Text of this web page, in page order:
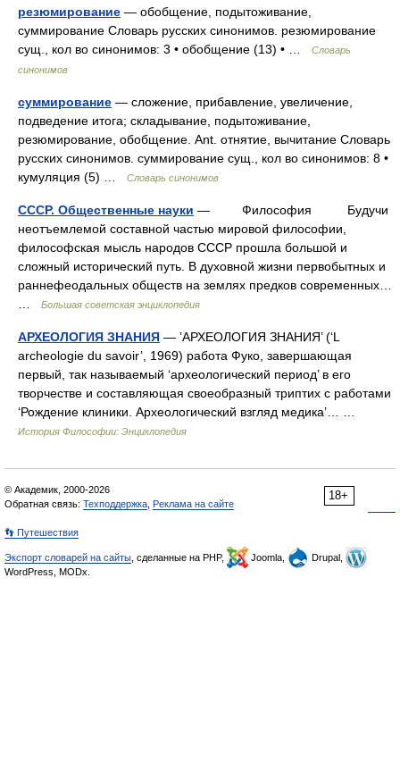
резюмирование — обобщение, подытоживание,
суммирование Словарь русских синонимов. резюмирование
сущ., кол во синонимов: 3 • обобщение (13) • …
Словарь
синонимов
суммирование — сложение, прибавление, увеличение,
подведение итога; складывание, подытоживание,
резюмирование, обобщение. Ant. отнятие, вычитание Словарь
русских синонимов. суммирование сущ., кол во синонимов: 8 •
кумуляция (5) …
Словарь синонимов
СССР. Общественные науки — Философия Будучи
неотъемлемой составной частью мировой философии,
философская мысль народов СССР прошла большой и
сложный исторический путь. В духовной жизни первобытных и
раннефеодальных обществ на землях предков современных…
Большая советская энциклопедия
АРХЕОЛОГИЯ ЗНАНИЯ — ’АРХЕОЛОГИЯ ЗНАНИЯ’ (‘L
archeologie du savoir’, 1969) работа Фуко, завершающая
первый, так называемый ‘археологический период’ в его
творчестве и составляющая своеобразный триптих с работами
‘Рождение клиники. Археологический взгляд медика’… …
История Философии: Энциклопедия
18+
© Академик, 2000-2026
Обратная связь: Техподдержка Реклама на сайте
👣 Путешествия
Экспорт словарей на сайты , сделанные на PHP, Joomla,
Drupal,
WordPress, MODx.